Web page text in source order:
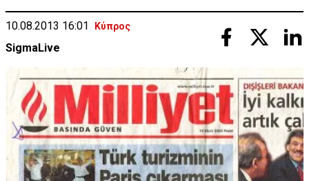
10.08.2013 16:01 Κύπρος
SigmaLive